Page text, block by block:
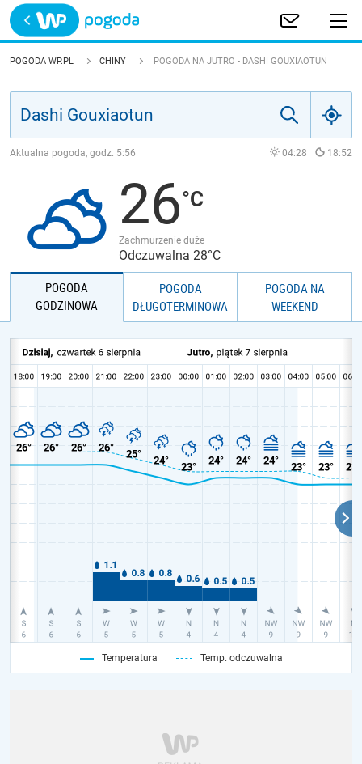
Trwa ładowanie
POLSKA
POGODA WP.PL CHINY POGODA NA JUTRO - DASHI GOUXIAOTUN
Aktualna pogoda, godz. 5:56 04:28 18:52
26
Zachmurzenie duże
Odczuwalna 28°C
POGODA
GODZINOWA
POGODA
DŁUGOTERMINOWA
POGODA NA
WEEKEND
Temperatura Temp. odczuwalna